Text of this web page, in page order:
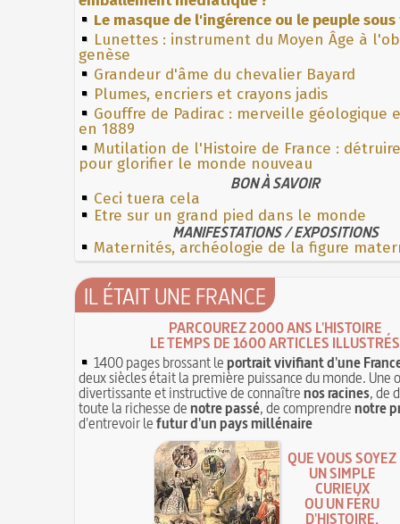
Le masque de l'ingérence ou le peuple
Lunettes : instrument du Moyen Âge à
genèse
Grandeur d'âme du chevalier Bayard
Plumes, encriers et crayons jadis
Gouffre de Padirac : merveille géologique
en 1889
Mutilation de l'Histoire de France :
pour glorifier le monde nouveau
BON À SAVOIR
Ceci tuera cela
Etre sur un grand pied dans le monde
MANIFESTATIONS / EXPOSITIONS
Maternités, archéologie de la figure
IL ÉTAIT UNE FRANCE
PARCOUREZ 2000 ANS L'HISTOIRE
LE TEMPS DE 1600 ARTICLES ILLUSTRÉS
1400 pages brossant leportrait vivifiant d'une
deux siècles était la première puissance du monde. Une
divertissante et instructive de connaîtrenos racines, de
toute la richesse denotre passé, de comprendrenotre
d'entrevoir lefutur d'un pays millénaire
QUE VOUS SOYEZ
UN SIMPLE
CURIEUX
OU UN FÉRU
D'HISTOIRE,